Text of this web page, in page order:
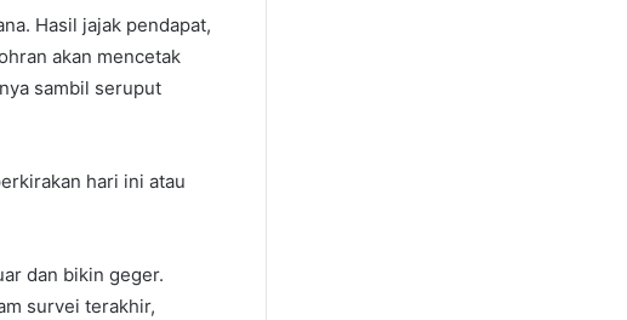
Hasil jajak pendapat,
akan mencetak
sambil seruput
hari ini atau
dan bikin geger.
survei terakhir,